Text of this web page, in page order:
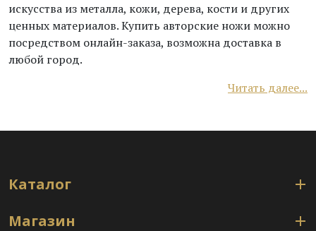
искусства из металла, кожи, дерева, кости и других
ценных материалов. Купить авторские ножи можно
посредством онлайн-заказа, возможна доставка в
любой город.
Читать далее...
Каталог
Магазин